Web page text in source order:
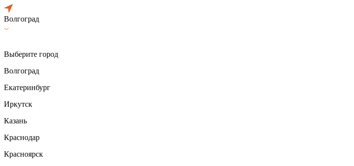
Волгоград
Выберите город
Волгоград
Екатеринбург
Иркутск
Казань
Краснодар
Красноярск